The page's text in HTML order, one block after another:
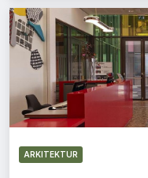
ARKITEKTUR